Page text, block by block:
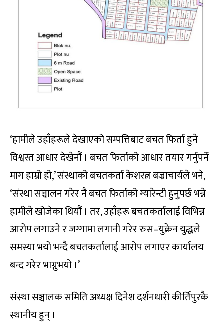
‘हामीले उहाँहरूले देखाएको सम्पत्तिबाट बचत फिर्ता हुने
विश्वस्त आधार देखेनौं । बचत फिर्ताको आधार तयार गर्नुपर्ने
माग हाम्रो हो,’ संस्थाको बचतकर्ता केशरत्न बज्राचार्यले भने,
‘संस्था सञ्चालन गरेर नै बचत फिर्ताको ग्यारेन्टी हुनुपर्छ भन्ने
हामीले खोजेका थियौं । तर, उहाँहरू बचतकर्तालाई विभिन्न
आरोप लगाउने र जग्गामा लगानी गरेर रुस–युक्रेन युद्धले
समस्या भयो भन्दै बचतकर्तालाई आरोप लगाएर कार्यालय
बन्द गरेर भाग्नुभयो ।’
संस्था सञ्चालक समिति अध्यक्ष दिनेश दर्शनधारी कीर्तिपुरकै
स्थानीय हुन् ।